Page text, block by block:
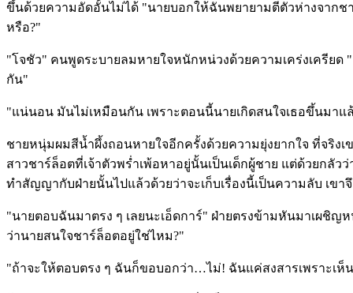
ขึ้นด้วยความอัดอั้นไม่ได้ "นายบอกให้ฉันพยายามตีตัวห่างจากช
หรือ?"
"โจชัว" คนพูดระบายลมหายใจหนักหน่วงด้วยความเคร่งเครี
กัน"
"แน่นอน มันไม่เหมือนกัน เพราะตอนนี้นายเกิดสนใจเธอขึ้นมาแ
ชายหนุ่มผมสีน้ำผึ้งถอนหายใจอีกครั้งด้วยความยุ่งยากใจ ที่จริง
สาวชาร์ล็อตที่เจ้าตัวพร่ำเพ้อหาอยู่นั้นเป็นเด็กผู้ชาย แต่ด้วยกลัว
ทำสัญญากับฝ่ายนั้นไปแล้วด้วยว่าจะเก็บเรื่องนี้เป็นความลับ เขา
"นายตอบฉันมาตรง ๆ เลยนะเอ็ดการ์" ฝ่ายตรงข้ามหันมาเผชิ
ว่านายสนใจชาร์ล็อตอยู่ใช่ไหม?"
"ถ้าจะให้ตอบตรง ๆ ฉันก็ขอบอกว่า…ไม่! ฉันแค่สงสารเพราะเห็น